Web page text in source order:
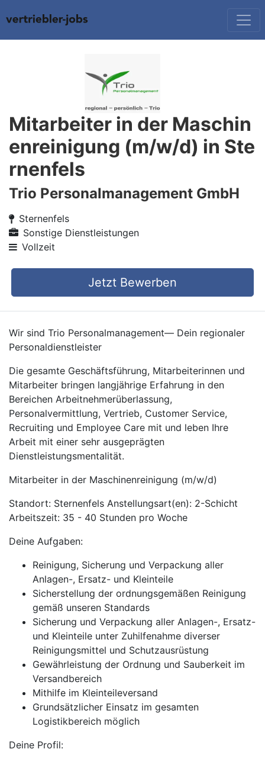
Mitarbeiter in der Maschin
enreinigung (m/w/d) in Ste
rnenfels
Trio Personalmanagement GmbH
Sternenfels
Sonstige Dienstleistungen
Vollzeit
Jetzt Bewerben
Wir sind Trio Personalmanagement— Dein regionaler
Personaldienstleister
Die gesamte Geschäftsführung, Mitarbeiterinnen und
Mitarbeiter bringen langjährige Erfahrung in den
Bereichen Arbeitnehmerüberlassung,
Personalvermittlung, Vertrieb, Customer Service,
Recruiting und Employee Care mit und leben Ihre
Arbeit mit einer sehr ausgeprägten
Dienstleistungsmentalität.
Mitarbeiter in der Maschinenreinigung (m/w/d)
Standort: Sternenfels Anstellungsart(en): 2-Schicht
Arbeitszeit: 35 - 40 Stunden pro Woche
Deine Aufgaben:
Reinigung, Sicherung und Verpackung aller
Anlagen-, Ersatz- und Kleinteile
Sicherstellung der ordnungsgemäßen Reinigung
gemäß unseren Standards
Sicherung und Verpackung aller Anlagen-, Ersatz-
und Kleinteile unter Zuhilfenahme diverser
Reinigungsmittel und Schutzausrüstung
Gewährleistung der Ordnung und Sauberkeit im
Versandbereich
Mithilfe im Kleinteileversand
Grundsätzlicher Einsatz im gesamten
Logistikbereich möglich
Deine Profil: